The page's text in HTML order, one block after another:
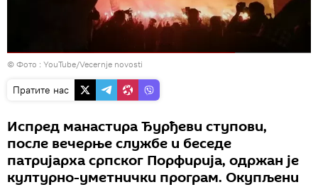
© Фото : YouTube/Vecernje novosti
Пратите нас
Испред манастира Ђурђеви ступови,
после вечерње службе и беседе
патријарха српског Порфирија, одржан је
културно-уметнички програм. Окупљени